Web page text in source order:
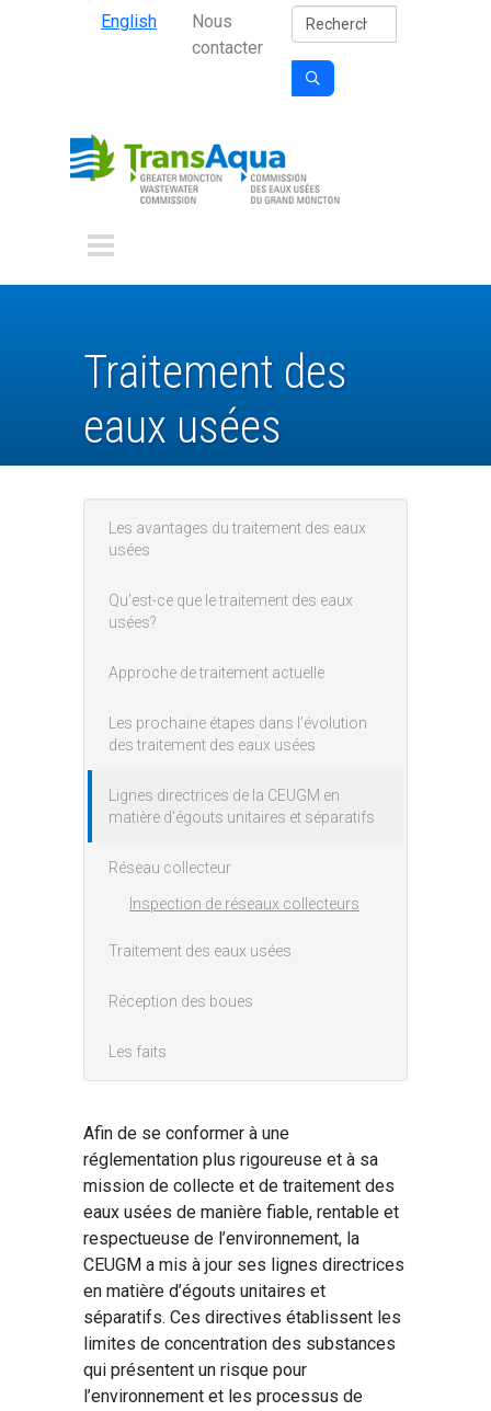
Aller au contenu principal
English Secondary Nav
Nous
contacter
Rechercher

Traitement des
eaux usées
Afin de se conformer à une
réglementation plus rigoureuse et à sa
mission de collecte et de traitement des
eaux usées de manière fiable, rentable et
respectueuse de l’environnement, la
CEUGM a mis à jour ses lignes directrices
en matière d’égouts unitaires et
séparatifs. Ces directives établissent les
limites de concentration des substances
qui présentent un risque pour
l’environnement et les processus de
Main menu
Les avantages du traitement des eaux
usées
Qu’est-ce que le traitement des eaux
usées?
Approche de traitement actuelle
Les prochaine étapes dans l’évolution
des traitement des eaux usées
Lignes directrices de la CEUGM en
matière d’égouts unitaires et séparatifs
Réseau collecteur
Inspection de réseaux collecteurs
Traitement des eaux usées
Réception des boues
Les faits